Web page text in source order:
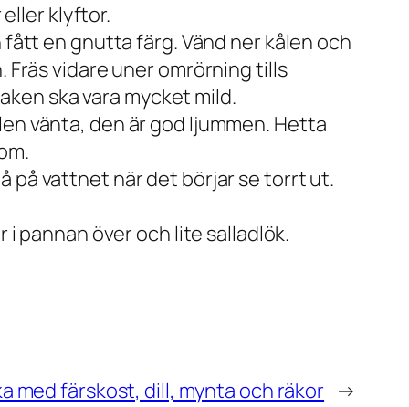
klyftor.
en gnutta färg. Vänd ner kålen och
vidare uner omrörning tills
ska vara mycket mild.
vänta, den är god ljummen. Hetta
på vattnet när det börjar se torrt ut.
i pannan över och lite salladlök.
med färskost, dill, mynta och räkor →